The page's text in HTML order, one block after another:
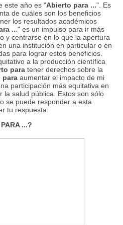
este año es "Abierto para ...". Es
de cuáles son los beneficios
los resultados académicos
.. ." es un impulso para ir más
y centrarse en lo que la apertura
una institución en particular o en
para lograr estos beneficios.
a la producción científica
para tener derechos sobre la
para aumentar el impacto de mi
participación más equitativa en
la salud pública. Estos son sólo
se puede responder a esta
tu respuesta:
...?